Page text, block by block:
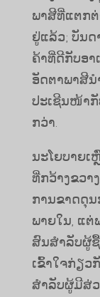
ພາສີທີ່ແຕກ
ຢູ່ແລ້ວ; ບັນດ
ຄ້າ​ທີ່​ດີ​ກັບ​ອ
ອັດຕາ​ພາສີ​ນ
ປະ​ເຊີນ​ໜ້າ​ກັ
ກວ່າ.
ນະໂຍບາຍເ
ທີ່ກວ້າງຂວາ
ການຂາດດຸ
ພາຍໃນ, ແ
ສົນສໍາລັບຜູ້
ເຂົ້າໃຈກ່ຽວ
ສໍາລັບຜູ້ມີສ່